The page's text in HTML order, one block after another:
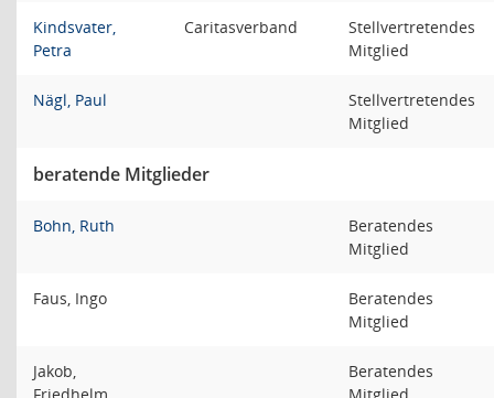
Kindsvater,
Petra
Caritasverband
Stellvertretendes
Mitglied
Nägl, Paul
Stellvertretendes
Mitglied
beratende Mitglieder
Bohn, Ruth
Beratendes
Mitglied
Faus, Ingo
Beratendes
Mitglied
Jakob,
Beratendes